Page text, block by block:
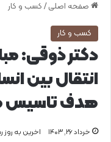
صفحه اصلی / کسب و کار
کسب و کار
دکتر ذوقی:
انتقال بین
هدف تاسیس
خرداد ۲۶, ۱۴۰۳ اخرین به روز